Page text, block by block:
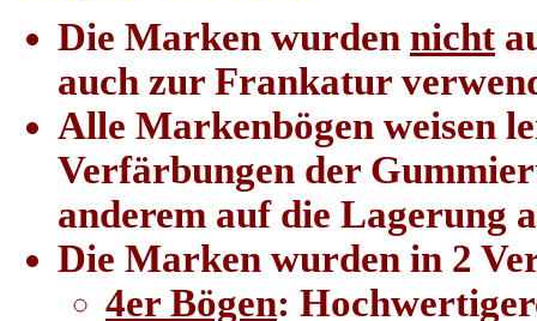
Die Marken wurden nicht
auch zur Frankatur
Alle Markenbögen weisen
Verfärbungen der
anderem auf die
Die Marken wurden in 2
4er Bögen: